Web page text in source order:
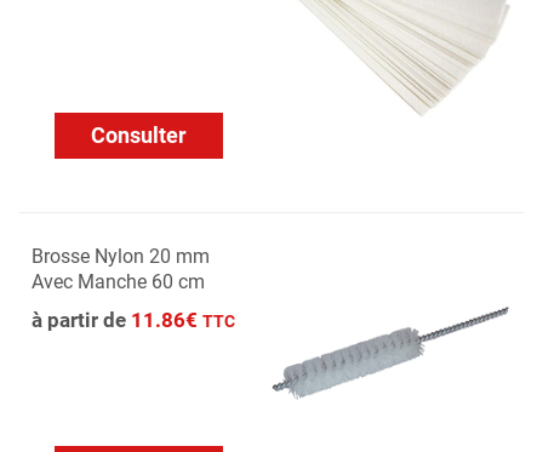
Consulter
Brosse Nylon 20 mm
Avec Manche 60 cm
à partir de 11.86€ TTC